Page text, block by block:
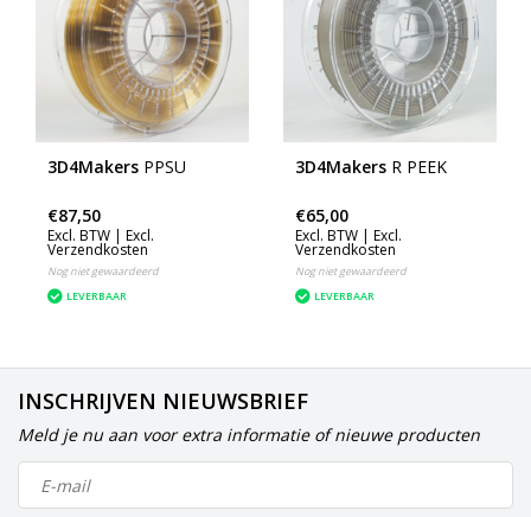
3D4Makers PPSU
€87,50
Excl. BTW | Excl.
Verzendkosten
Nog niet gewaardeerd
LEVERBAAR
3D4Makers R PEEK
€65,00
Excl. BTW | Excl.
Verzendkosten
Nog niet gewaardeerd
LEVERBAAR
INSCHRIJVEN NIEUWSBRIEF
Meld je nu aan voor extra informatie of nieuwe producten